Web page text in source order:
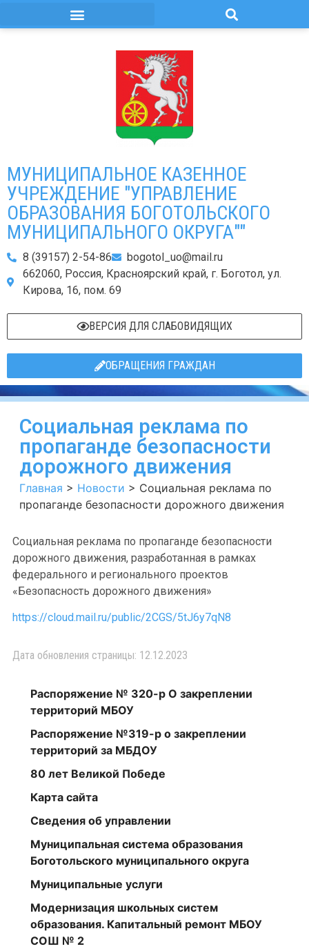
МУНИЦИПАЛЬНОЕ КАЗЕННОЕ
УЧРЕЖДЕНИЕ "УПРАВЛЕНИЕ
ОБРАЗОВАНИЯ БОГОТОЛЬСКОГО
МУНИЦИПАЛЬНОГО ОКРУГА""
8 (39157) 2-54-86
bogotol_uo@mail.ru
662060, Россия, Красноярский край, г. Боготол, ул.
Кирова, 16, пом. 69
ВЕРСИЯ ДЛЯ СЛАБОВИДЯЩИХ
ОБРАЩЕНИЯ ГРАЖДАН
Социальная реклама по
пропаганде безопасности
дорожного движения
Главная > Новости > Социальная реклама по
пропаганде безопасности дорожного движения
Социальная реклама по пропаганде безопасности
дорожного движения, разработанная в рамках
федерального и регионального проектов
«Безопасность дорожного движения»
https://cloud.mail.ru/public/2CGS/5tJ6y7qN8
Дата обновления страницы: 12.12.2023
Распоряжение № 320-р О закреплении
территорий МБОУ
Распоряжение №319-р о закреплении
территорий за МБДОУ
80 лет Великой Победе
Карта сайта
Сведения об управлении
Муниципальная система образования
Боготольского муниципального округа
Муниципальные услуги
Модернизация школьных систем
образования. Капитальный ремонт МБОУ
СОШ № 2